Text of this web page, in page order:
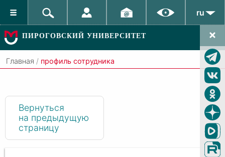
ru
ПИРОГОВСКИЙ УНИВЕРСИТЕТ
Главная / профиль сотрудника
Вернуться
на предыдущую
страницу